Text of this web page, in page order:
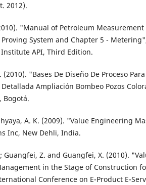
2012).
"Manual of Petroleum Measurement
System and Chapter 5 -
API, Third Edition.
(2010). "Bases De Diseño De Proceso
Ampliación Bombeo Pozos
Bogotá.
A. K. (2009). "Value Engineering
Inc, New Dehli, India.
Guangfei, Z. and Guangfei, X. (2010).
in the Stage of Construction
Conference on E-Product E-